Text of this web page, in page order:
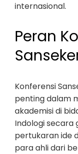
internasional.
Peran
Konferensi
penting dalam
akademisi di
Indologi secara
pertukaran ide
para ahli dari